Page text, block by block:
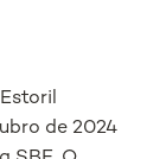
de 2024